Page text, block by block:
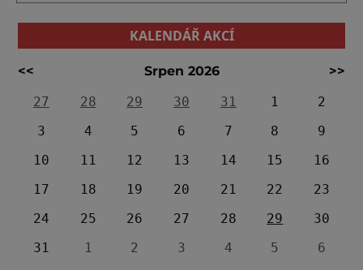
KALENDÁŘ AKCÍ
<< Srpen 2026
>>
27
28 29 30 31 1
2
3
4 5 6 7 8
9
10
11 12 13 14 15
16
17
18 19 20 21 22
23
24
25 26 27 28 29
30
31
1 2 3 4 5 6